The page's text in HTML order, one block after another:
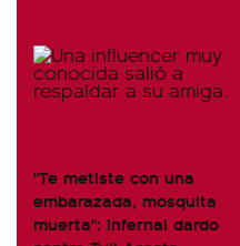
"Te metiste con una
embarazada, mosquita
muerta": infernal dardo